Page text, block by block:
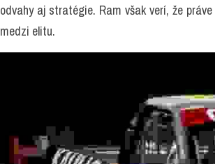
odvahy aj stratégie. Ram však verí, že
medzi elitu.